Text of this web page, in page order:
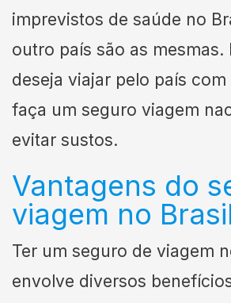
imprevistos de saúde no
outro país são as mesmas.
deseja viajar pelo país
faça um seguro viagem
evitar sustos.
Vantagens do
viagem no
Ter um seguro de viagem
envolve diversos